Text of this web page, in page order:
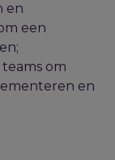
en
een
om
en